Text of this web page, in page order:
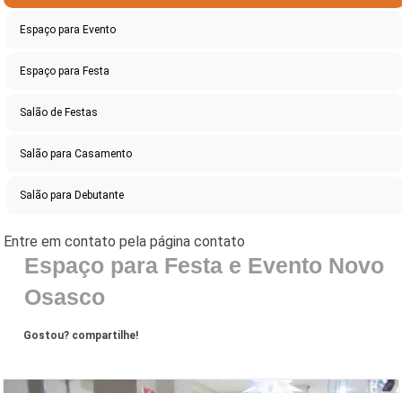
Espaço para Evento
Espaço para Festa
Salão de Festas
Salão para Casamento
Salão para Debutante
Espaço para Festa e Evento Novo
Osasco
Gostou? compartilhe!